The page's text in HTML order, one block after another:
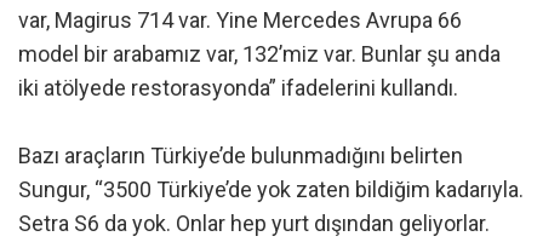
var, Magirus 714 var. Yine Mercedes Avrupa 66
model bir arabamız var, 132’miz var. Bunlar şu anda
iki atölyede restorasyonda” ifadelerini kullandı.
Bazı araçların Türkiye’de bulunmadığını belirten
Sungur, “3500 Türkiye’de yok zaten bildiğim kadarıyla.
Setra S6 da yok. Onlar hep yurt dışından geliyorlar.